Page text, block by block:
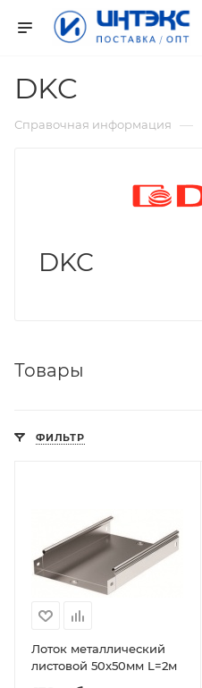
DKC
Справочная информация —
DKC
Товары
ФИЛЬТР
Лоток металлический
листовой 50x50мм L=2м